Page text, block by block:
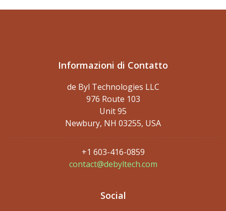
Informazioni di Contatto
de Byl Technologies LLC
976 Route 103
Unit 95
Newbury, NH 03255, USA
+1 603-416-0859
contact@debyltech.com
Social